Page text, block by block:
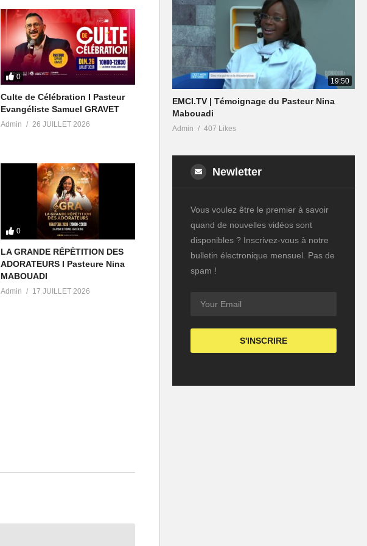
0
Culte de Célébration I Pasteur
Evangéliste Samuel GRAVET
Admin 26 JUILLET 2026
0
LA GRANDE RÉPÉTITION DES
ADORATEURS I Pasteure Nina
MABOUADI
Admin 17 JUILLET 2026
19:50
EMCI.TV | Témoignage du Pasteur Nina
Mabouadi
Admin 407 Likes
Newletter
Vous voulez être le premier à savoir
quand de nouvelles vidéos sont
disponibles ? Inscrivez-vous à notre
bulletin électronique mensuel. Pas de
spam !